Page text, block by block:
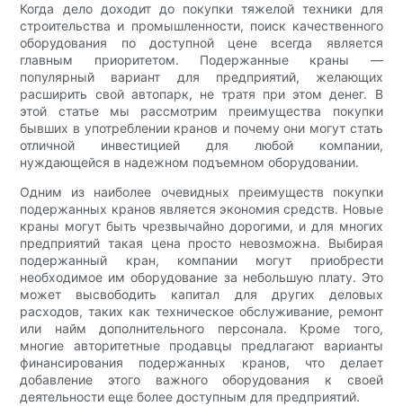
Когда дело доходит до покупки тяжелой техники для
строительства и промышленности, поиск качественного
оборудования по доступной цене всегда является
главным приоритетом. Подержанные краны —
популярный вариант для предприятий, желающих
расширить свой автопарк, не тратя при этом денег. В
этой статье мы рассмотрим преимущества покупки
бывших в употреблении кранов и почему они могут стать
отличной инвестицией для любой компании,
нуждающейся в надежном подъемном оборудовании.
Одним из наиболее очевидных преимуществ покупки
подержанных кранов является экономия средств. Новые
краны могут быть чрезвычайно дорогими, и для многих
предприятий такая цена просто невозможна. Выбирая
подержанный кран, компании могут приобрести
необходимое им оборудование за небольшую плату. Это
может высвободить капитал для других деловых
расходов, таких как техническое обслуживание, ремонт
или найм дополнительного персонала. Кроме того,
многие авторитетные продавцы предлагают варианты
финансирования подержанных кранов, что делает
добавление этого важного оборудования к своей
деятельности еще более доступным для предприятий.